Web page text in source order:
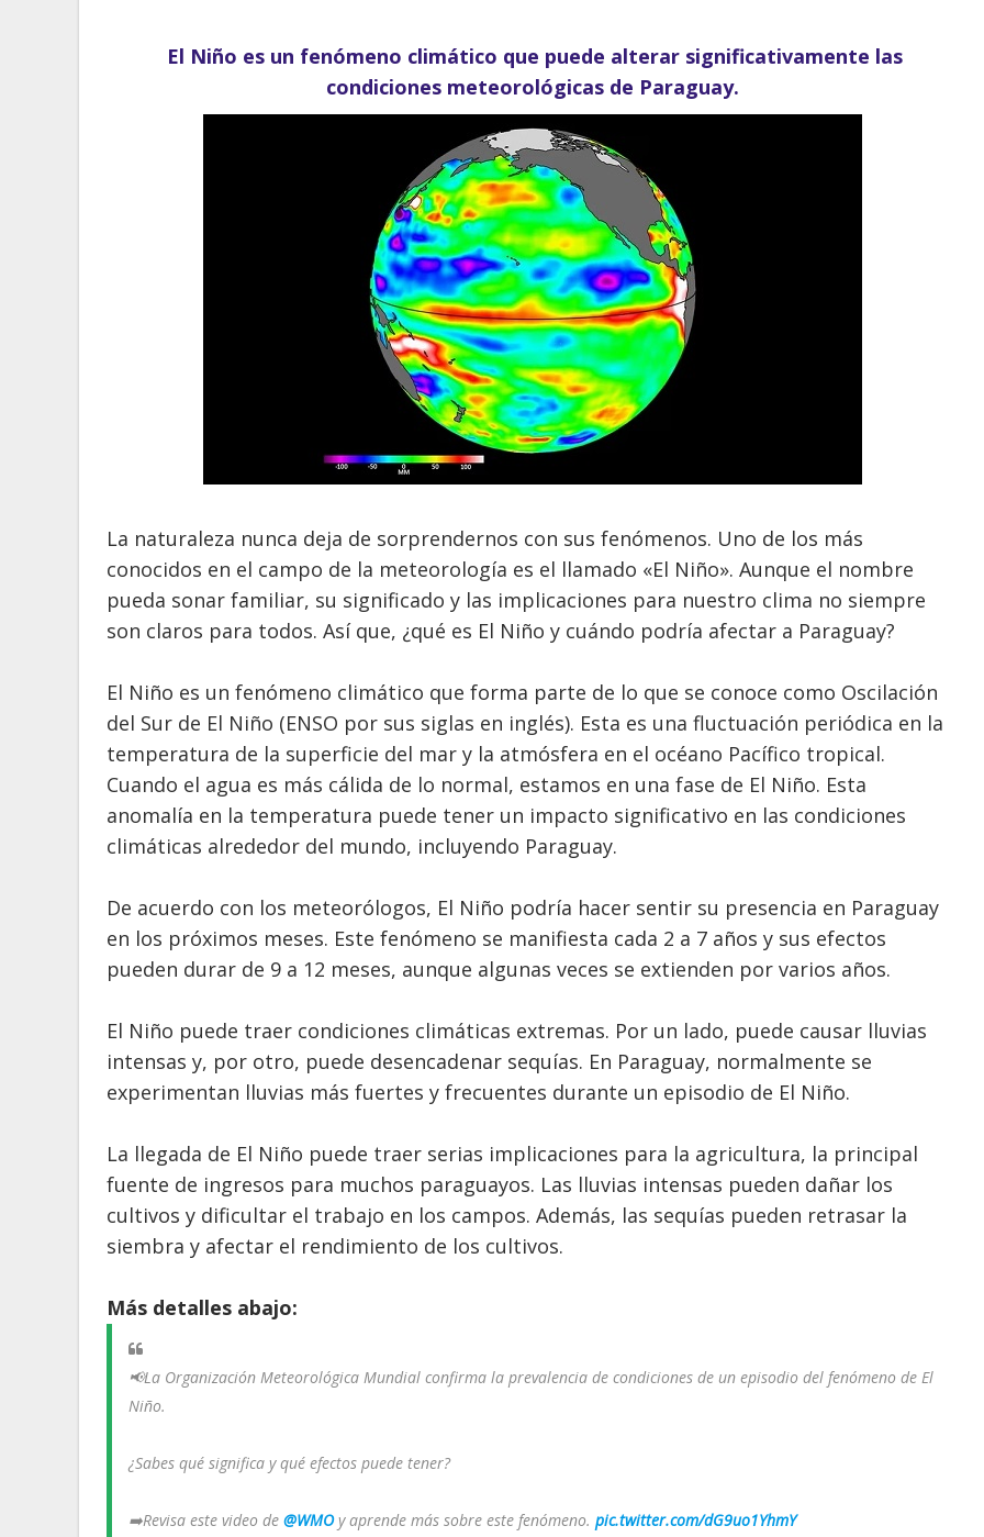
El Niño es un fenómeno climático que puede alterar significativamente las
condiciones meteorológicas de Paraguay.
La naturaleza nunca deja de sorprendernos con sus fenómenos. Uno de los más
conocidos en el campo de la meteorología es el llamado «El Niño». Aunque el nombre
pueda sonar familiar, su significado y las implicaciones para nuestro clima no siempre
son claros para todos. Así que, ¿qué es El Niño y cuándo podría afectar a Paraguay?
El Niño es un fenómeno climático que forma parte de lo que se conoce como Oscilación
del Sur de El Niño (ENSO por sus siglas en inglés). Esta es una fluctuación periódica en la
temperatura de la superficie del mar y la atmósfera en el océano Pacífico tropical.
Cuando el agua es más cálida de lo normal, estamos en una fase de El Niño. Esta
anomalía en la temperatura puede tener un impacto significativo en las condiciones
climáticas alrededor del mundo, incluyendo Paraguay.
De acuerdo con los meteorólogos, El Niño podría hacer sentir su presencia en Paraguay
en los próximos meses. Este fenómeno se manifiesta cada 2 a 7 años y sus efectos
pueden durar de 9 a 12 meses, aunque algunas veces se extienden por varios años.
El Niño puede traer condiciones climáticas extremas. Por un lado, puede causar lluvias
intensas y, por otro, puede desencadenar sequías. En Paraguay, normalmente se
experimentan lluvias más fuertes y frecuentes durante un episodio de El Niño.
La llegada de El Niño puede traer serias implicaciones para la agricultura, la principal
fuente de ingresos para muchos paraguayos. Las lluvias intensas pueden dañar los
cultivos y dificultar el trabajo en los campos. Además, las sequías pueden retrasar la
siembra y afectar el rendimiento de los cultivos.
Más detalles abajo:
📢La Organización Meteorológica Mundial confirma la prevalencia de condiciones de un episodio del fenómeno de El
Niño.
¿Sabes qué significa y qué efectos puede tener?
➡️Revisa este video de @WMOy aprende más sobre este fenómeno. pic.twitter.com/dG9uo1YhmY